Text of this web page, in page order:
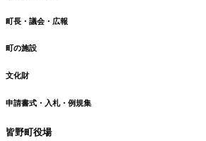
町長・議会・広報
町の施設
文化財
申請書式・入札・例規集
皆野町役場